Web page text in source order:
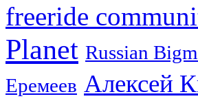
freeride
Planet Russian
Еремеев Алексей